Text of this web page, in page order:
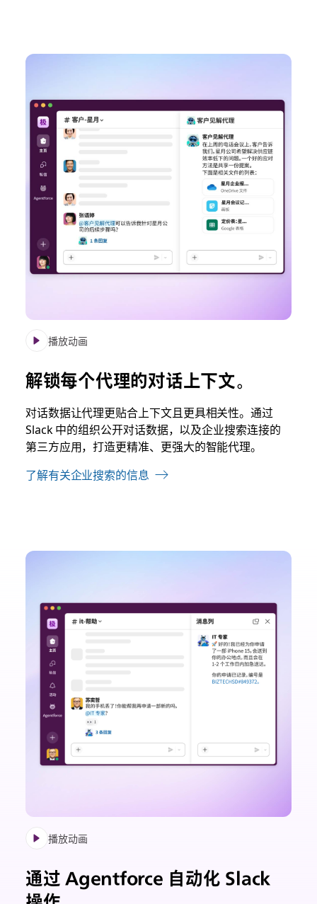
播放动画
解锁每个代理的对话上下文。
对话数据让代理更贴合上下文且更具相关性。通过
Slack 中的组织公开对话数据，以及企业搜索连接的
第三方应用，打造更精准、更强大的智能代理。
了解有关企业搜索的信息
播放动画
通过 Agentforce 自动化 Slack